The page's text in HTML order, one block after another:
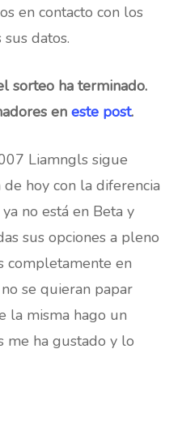
en contacto con los
datos.
sorteo ha terminado.
en este post.
Liamngls sigue
hoy con la diferencia
no está en Beta y
sus opciones a pleno
completamente en
se quieran papar
la misma hago un
me ha gustado y lo